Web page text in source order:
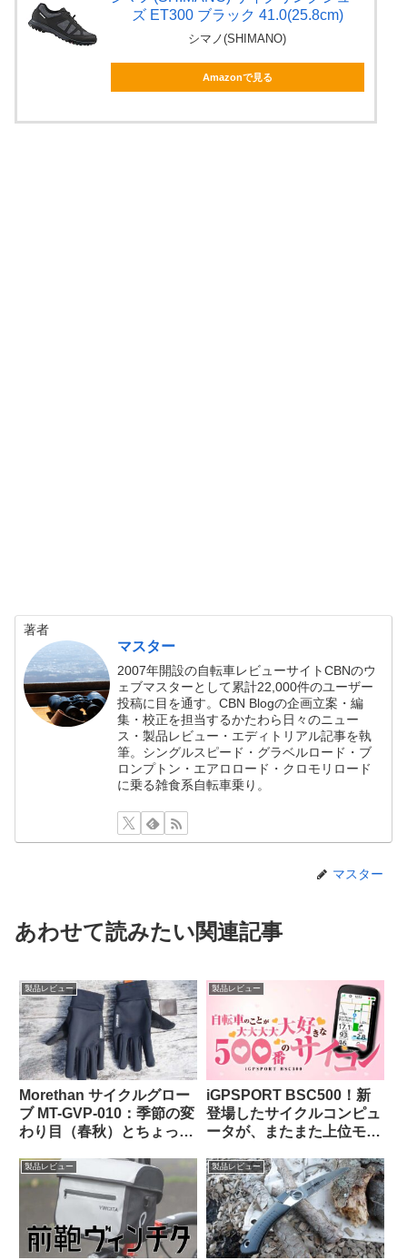
ズ ET300 ブラック 41.0(25.8cm)
シマノ(SHIMANO)
Amazonで見る
著者
マスター
2007年開設の自転車レビューサイトCBNのウ
ェブマスターとして累計22,000件のユーザー
投稿に目を通す。CBN Blogの企画立案・編
集・校正を担当するかたわら日々のニュー
ス・製品レビュー・エディトリアル記事を執
筆。シングルスピード・グラベルロード・ブ
ロンプトン・エアロロード・クロモリロード
に乗る雑食系自転車乗り。
マスター
あわせて読みたい関連記事
製品レビュー
Morethan サイクルグロー
ブ MT-GVP-010：季節の変
わり目（春秋）とちょっと
製品レビュー
iGPSPORT BSC500！新
登場したサイクルコンピュ
ータが、またまた上位モデ
製品レビュー 製品レビュー